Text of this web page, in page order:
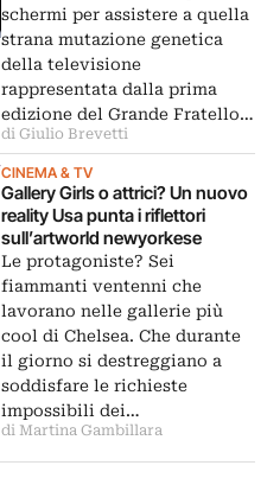
schermi per assistere a quella
strana mutazione genetica
della televisione
rappresentata dalla prima
edizione del Grande Fratello…
di Giulio Brevetti
CINEMA & TV
Gallery Girls o attrici? Un nuovo
reality Usa punta i riflettori
sull’artworld newyorkese
Le protagoniste? Sei
fiammanti ventenni che
lavorano nelle gallerie più
cool di Chelsea. Che durante
il giorno si destreggiano a
soddisfare le richieste
impossibili dei…
di Martina Gambillara